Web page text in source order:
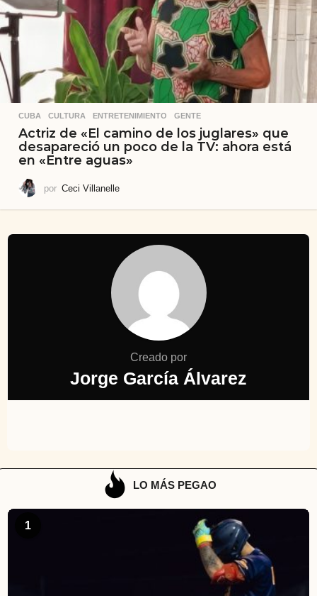
CUBA ,CULTURA ,ENTRETENIMIENTO ,GENTE
Actriz de «El camino de los juglares» que
desapareció un poco de la TV: ahora está
en «Entre aguas»
por Ceci Villanelle
Creado por
Jorge García Álvarez
LO MÁS PEGAO
1